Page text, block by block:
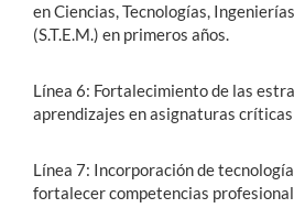
en Ciencias, Tecnologías,
(S.T.E.M.) en primeros años.
Línea 6: Fortalecimiento de las
aprendizajes en asignaturas
Línea 7: Incorporación de
fortalecer competencias